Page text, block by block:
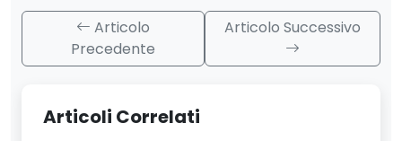
Articolo
Precedente
Articolo Successivo
Articoli Correlati